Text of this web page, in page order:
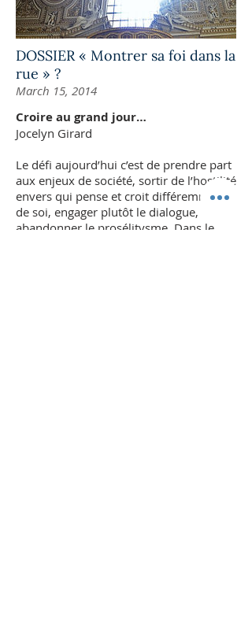
DOSSIER « Montrer sa foi dans la
rue » ?
March 15, 2014
Croire au grand jour…
Jocelyn Girard
Le défi aujourd’hui c’est de prendre part
aux enjeux de société, sortir de l’hostilité
envers qui pense et croit différemment
de soi, engager plutôt le dialogue,
abandonner le prosélitysme. Dans le